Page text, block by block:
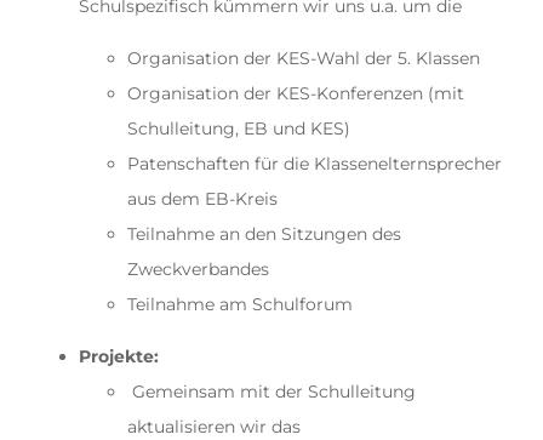
Schulspezifisch kümmern wir uns u.a. um die
Organisation der KES-Wahl der 5. Klassen
Organisation der KES-Konferenzen (mit
Schulleitung, EB und KES)
Patenschaften für die Klassenelternsprecher
aus dem EB-Kreis
Teilnahme an den Sitzungen des
Zweckverbandes
Teilnahme am Schulforum
Projekte:
Gemeinsam mit der Schulleitung
aktualisieren wir das